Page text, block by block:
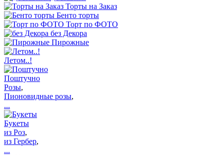
Торты на Заказ
Бенто торты
Торт по ФОТО
без Декора
Пирожные
Летом..!
Поштучно
Розы,
Пионовидные розы,
...
Букеты
из Роз,
из Гербер,
...